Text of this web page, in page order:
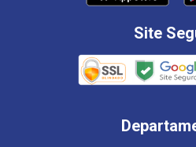
Site